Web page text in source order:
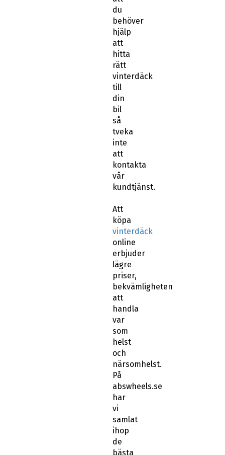
att
hitta
rätt
vinterdäck
till
din
bil
så
tveka
inte
att
kontakta
vår
kundtjänst.
Att
köpa
vinterdäck
online
erbjuder
lägre
priser,
bekvämligheten
att
handla
var
som
helst
På
abswheels.se
har
vi
samlat
ihop
de
bästa
vinterdäcken
som
marknaden